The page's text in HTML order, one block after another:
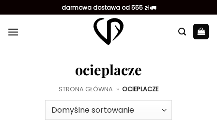
do
zawartości
darmowa dostawa od 555 zł 🚛
ocieplacze
STRONA GŁÓWNA » OCIEPLACZE